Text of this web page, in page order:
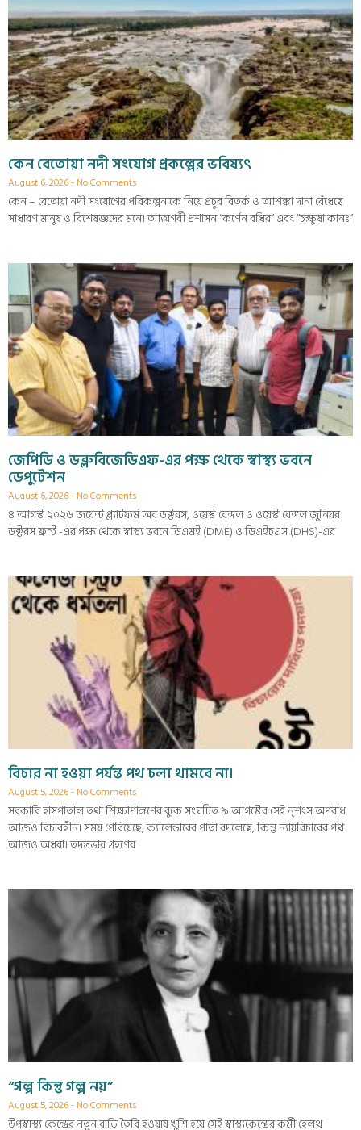
কেন বেতোয়া নদী সংযোগ প্রকল্পের ভবিষ্যৎ
August 6, 2026 No Comments
কেন – বেতোয়া নদী সংযোগের পরিকল্পনাকে নিয়ে প্রচুর বিতর্ক ও আশঙ্কা দানা বেঁধেছে
সাধারণ মানুষ ও বিশেষজ্ঞদের মনে। আত্মগর্বী প্রশাসন “কর্ণেন বধির” এবং “চক্ষুষা কানঃ”
জেপিডি ও ডব্লুবিজেডিএফ-এর পক্ষ থেকে স্বাস্থ্য ভবনে
ডেপুটেশন
August 6, 2026 No Comments
৪ আগস্ট ২০২৬ জয়েন্ট প্ল্যাটফর্ম অব ডক্টরস, ওয়েস্ট বেঙ্গল ও ওয়েস্ট বেঙ্গল জুনিয়র
ডক্টরস ফ্রন্ট -এর পক্ষ থেকে স্বাস্থ্য ভবনে ডিএমই (DME) ও ডিএইচএস (DHS)-এর
বিচার না হওয়া পর্যন্ত পথ চলা থামবে না।
August 5, 2026 No Comments
সরকারি হাসপাতাল তথা শিক্ষাপ্রাঙ্গণের বুকে সংঘটিত ৯ আগস্টের সেই নৃশংস অপরাধ
আজও বিচারহীন। সময় পেরিয়েছে, ক্যালেন্ডারের পাতা বদলেছে, কিন্তু ন্যায়বিচারের পথ
আজও অধরা। তদন্তভার গ্রহণের
“গল্প কিন্তু গল্প নয়”
August 5, 2026 No Comments
উপস্বাস্থ্য কেন্দ্রের নতুন বাড়ি তৈরি হওয়ায় খুশি হয়ে সেই স্বাস্থ্যকেন্দ্রের কর্মী হেলথ